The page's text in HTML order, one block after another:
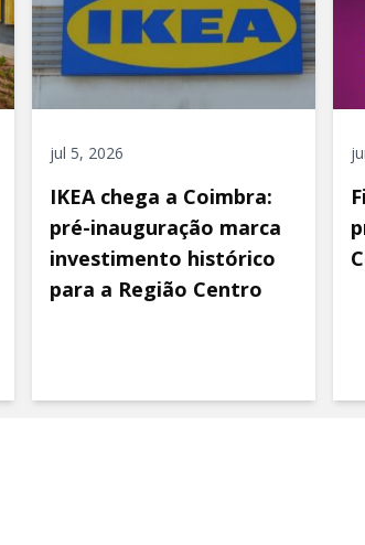
jul 5, 2026
IKEA chega a Coimbra:
pré-inauguração marca
investimento histórico
para a Região Centro